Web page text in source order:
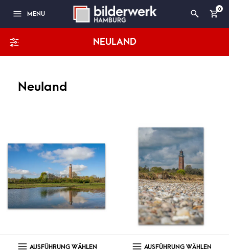
MENU
0
NEULAND
Neuland
AUSFÜHRUNG WÄHLEN AUSFÜHRUNG WÄHLEN